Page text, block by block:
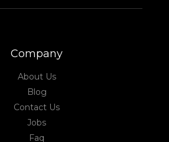
Company
About Us
Blog
Contact Us
Jobs
Faq